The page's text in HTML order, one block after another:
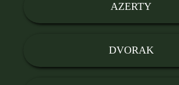
AZERTY
DVORAK